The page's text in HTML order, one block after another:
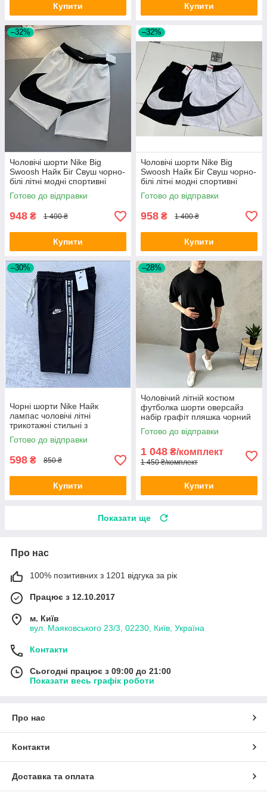
Купити Купити
–32%
Чоловічі шорти Nike Big
Swoosh Найк Біг Свуш чорно-
білі літні модні спортивні
Готово до відправки
948 ₴ 1 400 ₴
Купити
–32%
Чоловічі шорти Nike Big
Swoosh Найк Біг Свуш чорно-
білі літні модні спортивні
Готово до відправки
958 ₴ 1 400 ₴
Купити
–30%
Чорні шорти Nike Найк
лампас чоловічі літні
трикотажні стильні з
логотипом для
повсякденного носіння
Готово до відправки
598 ₴ 850 ₴
Купити
–28%
Чоловічий літній костюм
футболка шорти оверсайз
набір графіт пляшка чорний
сірий коричневий бежевий
блакитний
Готово до відправки
1 048 ₴/комплект
1 450 ₴/комплект
Купити
Показати ще
Про нас
100% позитивних з 1201 відгука за рік
Працює з 12.10.2017
м. Київ
вул. Маяковського 23/3, 02230, Київ, Україна
Контакти
Сьогодні працює з 09:00 до 21:00
Показати весь графік роботи
Про нас
Контакти
Доставка та оплата